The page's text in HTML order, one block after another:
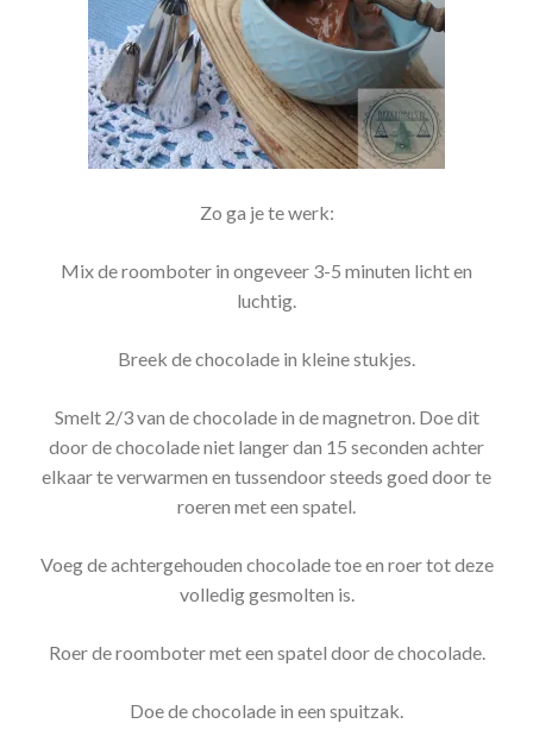
Zo ga je te werk:
Mix de roomboter in ongeveer 3-5 minuten licht en
luchtig.
Breek de chocolade in kleine stukjes.
Smelt 2/3 van de chocolade in de magnetron. Doe dit
door de chocolade niet langer dan 15 seconden achter
elkaar te verwarmen en tussendoor steeds goed door te
roeren met een spatel.
Voeg de achtergehouden chocolade toe en roer tot deze
volledig gesmolten is.
Roer de roomboter met een spatel door de chocolade.
Doe de chocolade in een spuitzak.